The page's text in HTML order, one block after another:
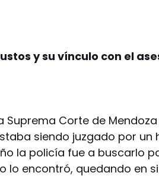
y su vínculo con el
Suprema Corte de
siendo juzgado por
la policía fue a buscarlo
lo encontró, quedando en